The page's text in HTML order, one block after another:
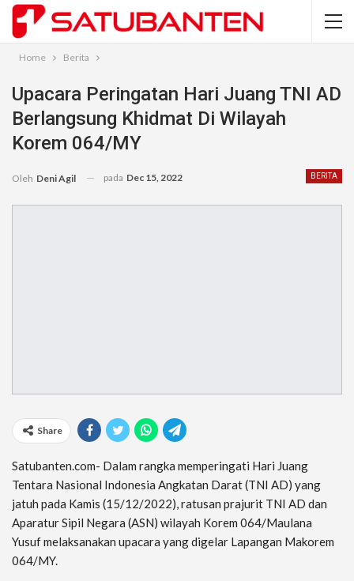
Home Berita
Upacara Peringatan Hari Juang TNI AD
Berlangsung Khidmat Di Wilayah
Korem 064/MY
BERITA
Oleh Deni Agil pada Dec 15, 2022
Share
Satubanten.com- Dalam rangka memperingati Hari Juang
Tentara Nasional Indonesia Angkatan Darat (TNI AD) yang
jatuh pada Kamis (15/12/2022), ratusan prajurit TNI AD dan
Aparatur Sipil Negara (ASN) wilayah Korem 064/Maulana
Yusuf melaksanakan upacara yang digelar Lapangan Makorem
064/MY.